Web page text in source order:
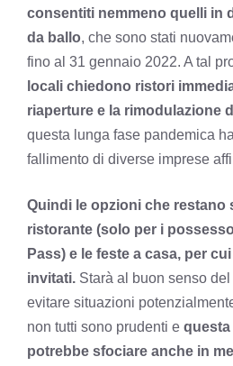
consentiti nemmeno quelli in
da ballo, che sono stati
fino al 31 gennaio 2022. A tal
locali chiedono ristori
riaperture e la rimodulazione
questa lunga fase pandemica
fallimento di diverse imprese
Quindi le opzioni che restano
ristorante (solo per i
Pass) e le feste a casa, per
invitati. Starà al buon senso
evitare situazioni
non tutti sono prudenti e questa
potrebbe sfociare anche in